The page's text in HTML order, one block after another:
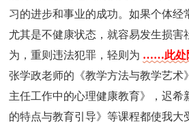
习的进步和事业的成功。如果个体经
尤其是不健康状态，就容易发生损害
为，重则违法犯罪，轻则为 ……此处
张学政老师的《教学方法与教学艺术
主任工作中的心理健康教育》，迟希
的特点与教育引导》等课程都使我大